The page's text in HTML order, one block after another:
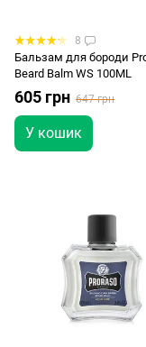
8
Бальзам для бороди
Beard Balm WS 100ML
605 грн 647 грн
У кошик